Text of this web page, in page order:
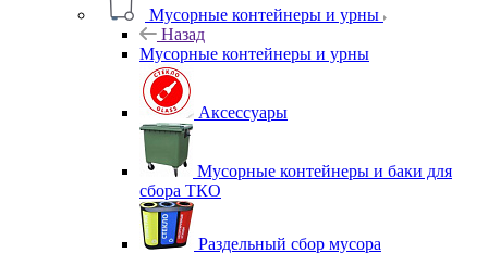
Мусорные контейнеры и урны
Назад
Мусорные контейнеры и урны
Аксессуары
Мусорные контейнеры и баки для
сбора ТКО
Раздельный сбор мусора